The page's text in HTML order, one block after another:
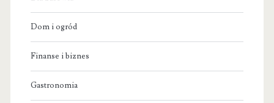
Dom i ogród
Finanse i biznes
Gastronomia